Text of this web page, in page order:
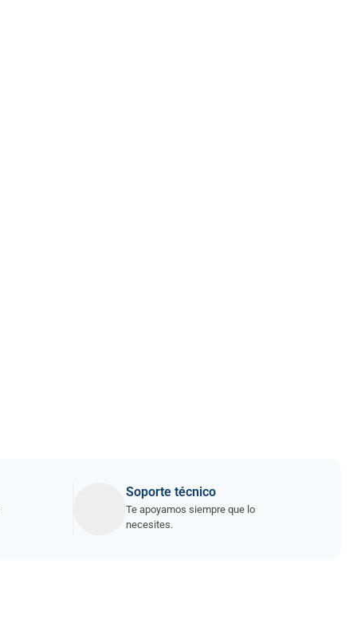
Soporte técnico
Te apoyamos siempre que lo
necesites.